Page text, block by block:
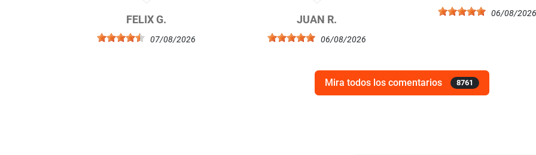
FELIX G.
07/08/2026
JUAN R.
06/08/2026
06/08/2026
Mira todos los comentarios 8761